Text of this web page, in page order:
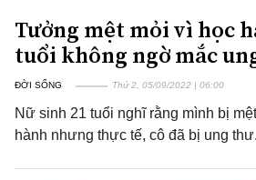
Tưởng mệt mỏi vì học
tuổi không ngờ mắc
ĐỜI SỐNG Thứ 2, 05/09/2022 | 06:00
Nữ sinh 21 tuổi nghĩ rằng mình bị
hành nhưng thực tế, cô đã bị ung thư.